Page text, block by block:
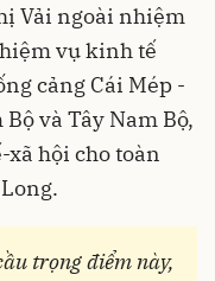
Vải ngoài nhiệm
vụ kinh tế
cảng Cái Mép -
và Tây Nam Bộ,
hội cho toàn
trọng điểm này,